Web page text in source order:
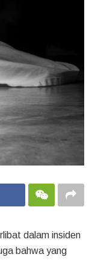
dalam insiden
bahwa yang